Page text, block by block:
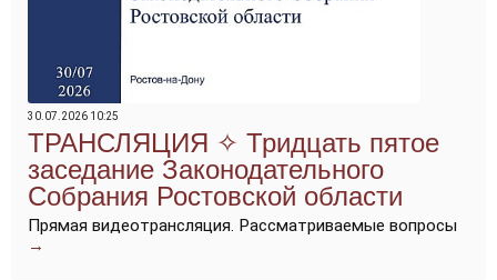
30.07.2026 10:25
Тридцать пятое
заседание Законодательного
Собрания Ростовской области
Прямая видеотрансляция. Рассматриваемые вопросы
→